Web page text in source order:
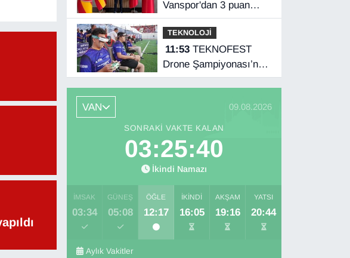
Vanspor'dan 3 puan
istiyor
TEKNOLOJİ
11:53TEKNOFEST
Drone Şampiyonası’nda
ilk etap Şırnak’ta
VAN
09.08.2026
SONRAKI VAKTE KALAN
03:25:39
İkindi Namazı
İMSAK
03:34
GÜNEŞ
05:08
ÖĞLE
12:17
İKINDI
16:05
AKŞAM
19:16
YATSI
20:44
Aylık Vakitler